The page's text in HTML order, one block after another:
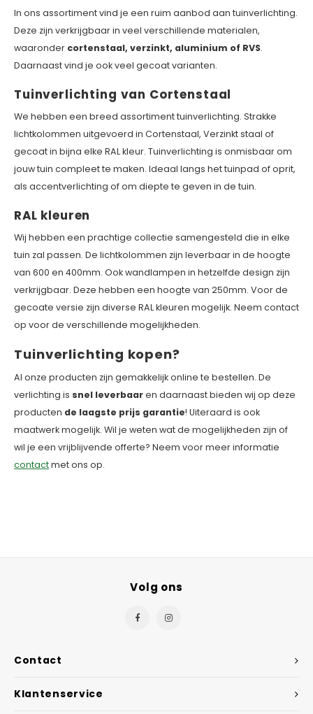
In ons assortiment vind je een ruim aanbod aan tuinverlichting.
Deze zijn verkrijgbaar in veel verschillende materialen,
waaronder cortenstaal, verzinkt, aluminium of RVS.
Daarnaast vind je ook veel gecoat varianten.
Tuinverlichting van Cortenstaal
We hebben een breed assortiment tuinverlichting. Strakke
lichtkolommen uitgevoerd in Cortenstaal, Verzinkt staal of
gecoat in bijna elke RAL kleur. Tuinverlichting is onmisbaar om
jouw tuin compleet te maken. Ideaal langs het tuinpad of oprit,
als accentverlichting of om diepte te geven in de tuin.
RAL kleuren
Wij hebben een prachtige collectie samengesteld die in elke
tuin zal passen. De lichtkolommen zijn leverbaar in de hoogte
van 600 en 400mm. Ook wandlampen in hetzelfde design zijn
verkrijgbaar. Deze hebben een hoogte van 250mm. Voor de
gecoate versie zijn diverse RAL kleuren mogelijk. Neem contact
op voor de verschillende mogelijkheden.
Tuinverlichting kopen?
Al onze producten zijn gemakkelijk online te bestellen. De
verlichting is snel leverbaaren daarnaast bieden wij op deze
producten de laagste prijs garantie! Uiteraard is ook
maatwerk mogelijk. Wil je weten wat de mogelijkheden zijn of
wil je een vrijblijvende offerte? Neem voor meer informatie
contactmet ons op.
Contact
Volg ons
Klantenservice